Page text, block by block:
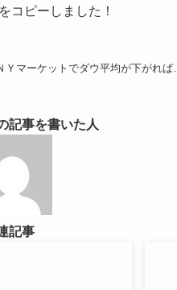
コピーしました！
Ｙマーケットでダウ平均が下がれば
記事を書いた人
記事